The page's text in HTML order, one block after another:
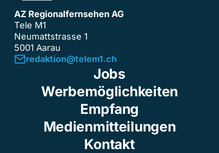
AZ Regionalfernsehen AG
Tele M1
Neumattstrasse 1
5001 Aarau
redaktion@telem1.ch
Jobs
Werbemöglichkeiten
Empfang
Medienmitteilungen
Kontakt